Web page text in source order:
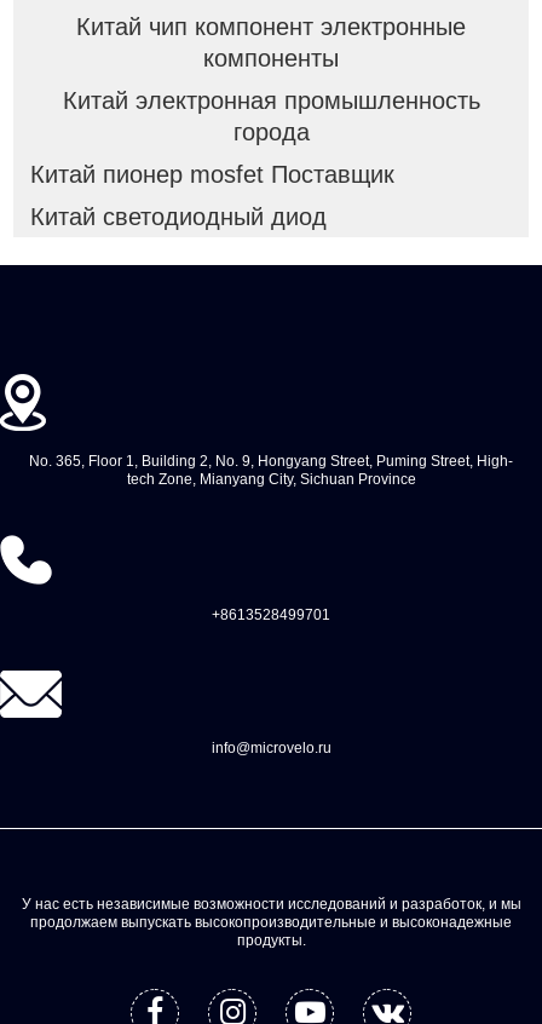
Китай чип компонент электронные
компоненты
Китай электронная промышленность
города
Китай пионер mosfet Поставщик
Китай светодиодный диод
No. 365, Floor 1, Building 2, No. 9, Hongyang Street, Puming Street, High-
tech Zone, Mianyang City, Sichuan Province
+8613528499701
info@microvelo.ru
У нас есть независимые возможности исследований и разработок, и мы
продолжаем выпускать высокопроизводительные и высоконадежные
продукты.